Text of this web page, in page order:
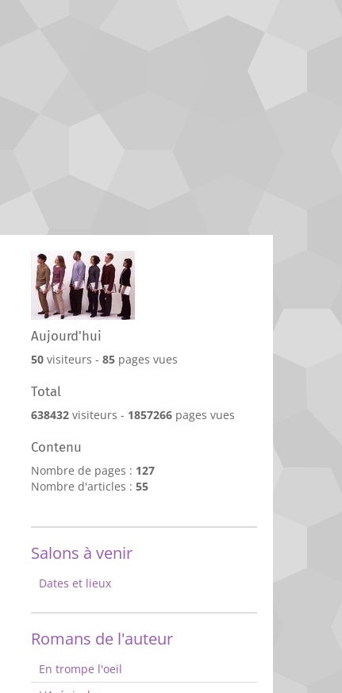
Aujourd'hui
50 visiteurs - 85 pages vues
Total
638432 visiteurs - 1857266 pages vues
Contenu
Nombre de pages : 127
Nombre d'articles : 55
Salons à venir
Dates et lieux
Romans de l'auteur
En trompe l'oeil